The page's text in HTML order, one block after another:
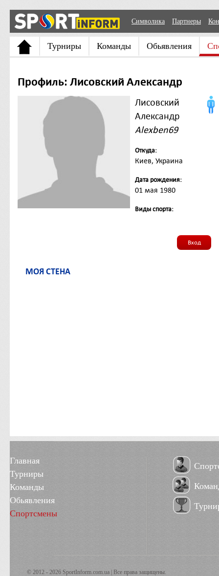
Символика Партнеры
Турниры Команды Обьявления
Профиль: Лисовский Александр
Лисовский
Александр
Alexben69
Откуда:
Киев, Украина
Дата рождения:
01 мая 1980
Виды спорта:
Вход
МОЯ СТЕНА
Главная
Турниры
Команды
Обьявления
Спортсмены
© 2012 - 2026 SportInform.com.ua | Все права защищены.